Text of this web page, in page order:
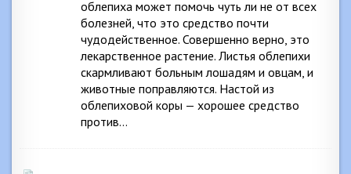
облепиха может помочь чуть ли не от всех
болезней, что это средство почти
чудодейственное. Совершенно верно, это
лекарственное растение. Листья облепихи
скармливают больным лошадям и овцам, и
животные поправляются. Настой из
облепиховой коры — хорошее средство
против…